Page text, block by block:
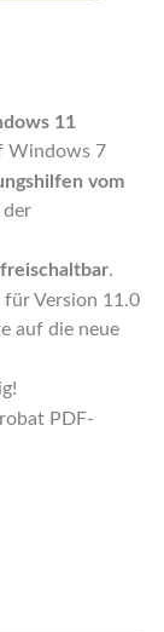
11
Windows 7
vom
der
.
für Version 11.0
auf die neue
PDF-